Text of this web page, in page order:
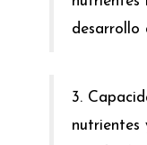
desarrollo
3.
nutrientes